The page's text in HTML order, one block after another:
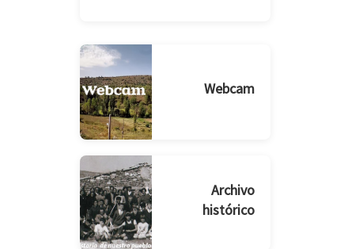
Webcam
Archivo
histórico